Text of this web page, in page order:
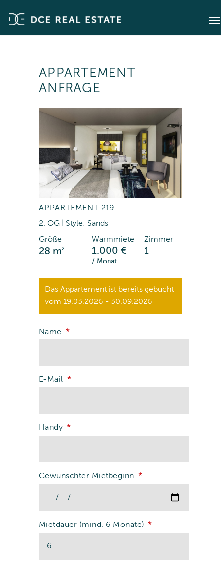
APPARTEMENT
ANFRAGE
APPARTEMENT 219
2. OG | Style: Sands
Größe
28 m2
Warmmiete
1.000 €
/ Monat
Zimmer
1
Das Appartement ist bereits gebucht
vom 19.03.2026 - 30.09.2026
Name
E-Mail
Handy
Gewünschter Mietbeginn
Mietdauer (mind. 6 Monate)